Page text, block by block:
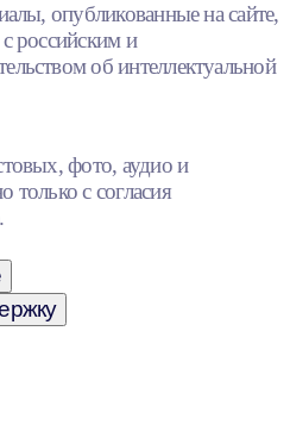
опубликованные на сайте,
российским и
об интеллектуальной
фото, аудио и
только с согласия